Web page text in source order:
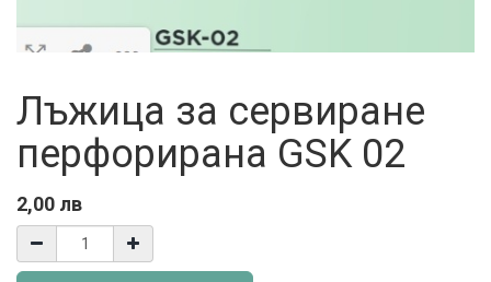
Лъжица за сервиране
перфорирана GSK 02
2,00 лв